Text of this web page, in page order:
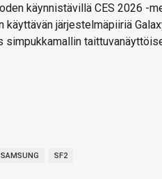
käynnistävillä CES 2026 -
järjestelmäpiiriä
simpukkamallin
SAMSUNG SF2